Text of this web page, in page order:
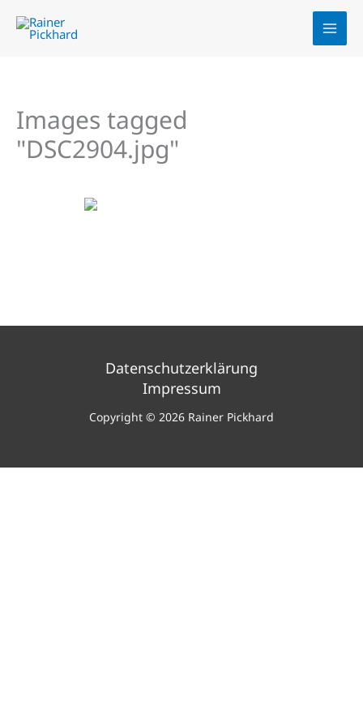
Inhalt
Images tagged
"DSC2904.jpg"
Datenschutzerklärung
Impressum
Copyright © 2026 Rainer Pickhard